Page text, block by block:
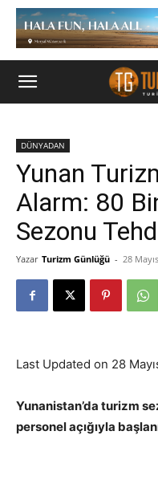
DÜNYADAN
Yunan
Alarm: 80
Sezonu
Yazar Turizm Günlüğü - 28
Last Updated on 28
Yunanistan’da turizm
personel açığıyla